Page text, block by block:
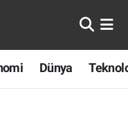
Dünya